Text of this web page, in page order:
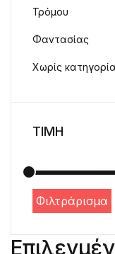
Τρόμου
Φαντασίας
Χωρίς κατηγορία
ΤΙΜΗ
Ελάχιστη τιμή
Μέγιστη τιμή
Φιλτράρισμα